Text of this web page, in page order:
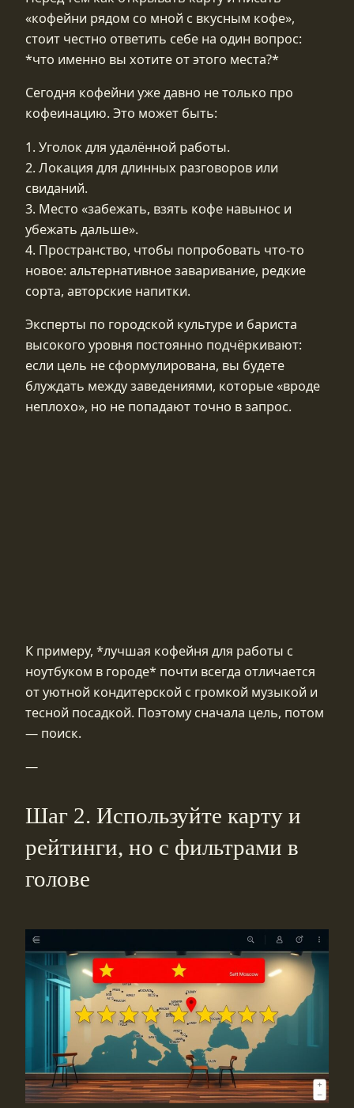
«кофейни рядом со мной с вкусным кофе»,
стоит честно ответить себе на один вопрос:
*что именно вы хотите от этого места?*
Сегодня кофейни уже давно не только про
кофеинацию. Это может быть:
1. Уголок для удалённой работы.
2. Локация для длинных разговоров или
свиданий.
3. Место «забежать, взять кофе навынос и
убежать дальше».
4. Пространство, чтобы попробовать что‑то
новое: альтернативное заваривание, редкие
сорта, авторские напитки.
Эксперты по городской культуре и бариста
высокого уровня постоянно подчёркивают:
если цель не сформулирована, вы будете
блуждать между заведениями, которые «вроде
неплохо», но не попадают точно в запрос.
К примеру, *лучшая кофейня для работы с
ноутбуком в городе* почти всегда отличается
от уютной кондитерской с громкой музыкой и
тесной посадкой. Поэтому сначала цель, потом
— поиск.
—
Шаг 2. Используйте карту и
рейтинги, но с фильтрами в
голове